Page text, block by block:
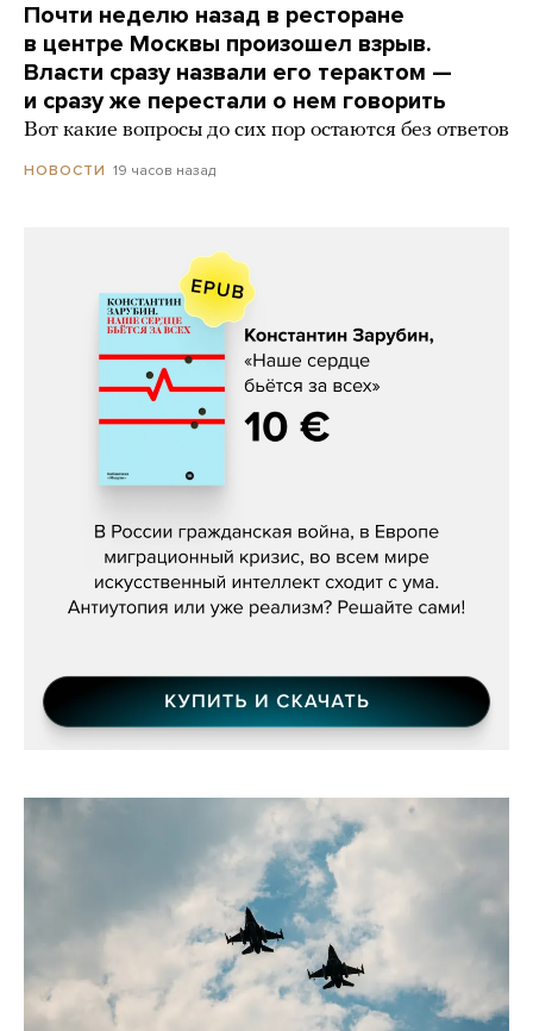
Почти неделю назад в ресторане
в центре Москвы произошел взрыв.
Власти сразу назвали его терактом —
и сразу же перестали о нем говорить
Вот какие вопросы до сих пор остаются без ответов
НОВОСТИ 19 часов назад
Константин Зарубин, «Наше сердце